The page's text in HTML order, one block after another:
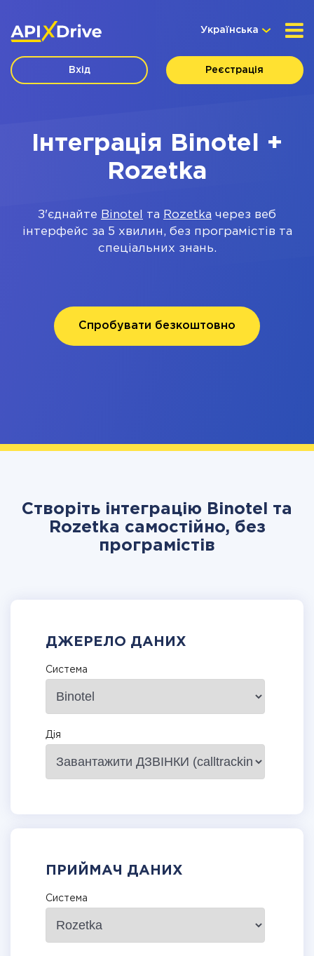
Українська
Вхід Реєстрація
Інтеграція Binotel +
Rozetka
З'єднайте Binotel та Rozetka через веб
інтерфейс за 5 хвилин, без програмістів та
спеціальних знань.
Спробувати безкоштовно
Створіть інтеграцію Binotel та
Rozetka самостійно, без
програмістів
ДЖЕРЕЛО ДАНИХ
Система
Дія
ПРИЙМАЧ ДАНИХ
Система